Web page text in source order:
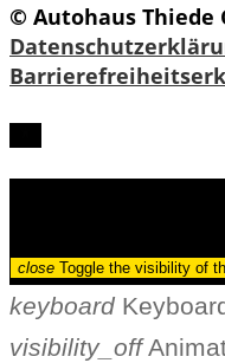
© Autohaus Thiede
close Toggle the visibility of
keyboard
visibility_off